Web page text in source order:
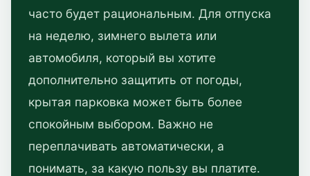
часто будет рациональным. Для отпуска
на неделю, зимнего вылета или
автомобиля, который вы хотите
дополнительно защитить от погоды,
крытая парковка может быть более
спокойным выбором. Важно не
переплачивать автоматически, а
понимать, за какую пользу вы платите.